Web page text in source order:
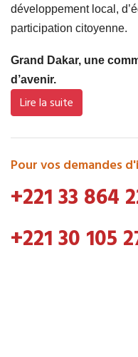
développement local,
participation citoyenne.
Grand Dakar, une
d’avenir.
Lire la suite
Pour vos demandes
+221 33 864
+221 30 105